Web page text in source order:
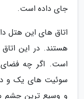
جای داده است.
اتاق های این هتل
هستند. در این
است. اگر چه فضای
سوئیت های یک و
و وسیع ترین چشم